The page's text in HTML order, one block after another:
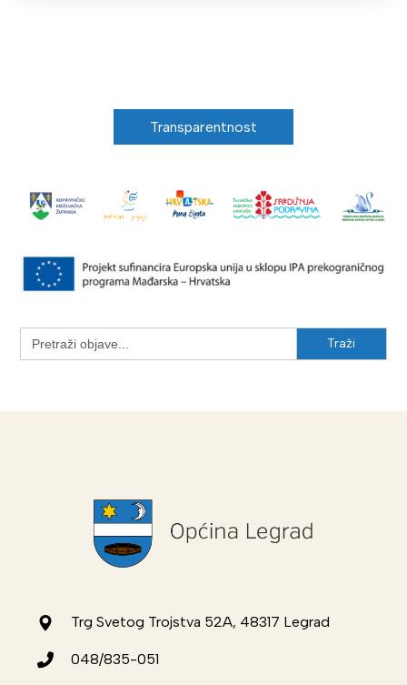
Transparentnost
Search
for:
Trg Svetog Trojstva 52A, 48317 Legrad
048/835-051